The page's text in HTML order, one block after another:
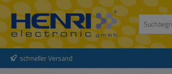
Hauptinhalt springen
Zur Suche springen
Zur Hauptnavigation springen
schneller Versand